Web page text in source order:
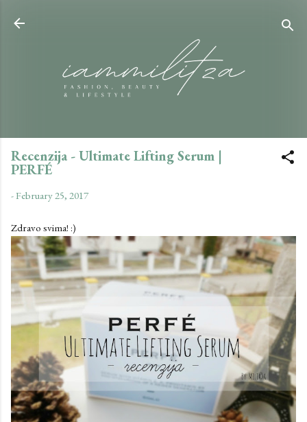
Recenzija - Ultimate Lifting Serum |
PERFÉ
-February 25, 2017
Zdravo svima! :)